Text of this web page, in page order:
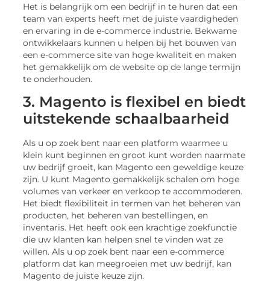
Het is belangrijk om een bedrijf in te huren dat een
team van experts heeft met de juiste vaardigheden
en ervaring in de e-commerce industrie. Bekwame
ontwikkelaars kunnen u helpen bij het bouwen van
een e-commerce site van hoge kwaliteit en maken
het gemakkelijk om de website op de lange termijn
te onderhouden.
3. Magento is flexibel en biedt
uitstekende schaalbaarheid
Als u op zoek bent naar een platform waarmee u
klein kunt beginnen en groot kunt worden naarmate
uw bedrijf groeit, kan Magento een geweldige keuze
zijn. U kunt Magento gemakkelijk schalen om hoge
volumes van verkeer en verkoop te accommoderen.
Het biedt flexibiliteit in termen van het beheren van
producten, het beheren van bestellingen, en
inventaris. Het heeft ook een krachtige zoekfunctie
die uw klanten kan helpen snel te vinden wat ze
willen. Als u op zoek bent naar een e-commerce
platform dat kan meegroeien met uw bedrijf, kan
Magento de juiste keuze zijn.